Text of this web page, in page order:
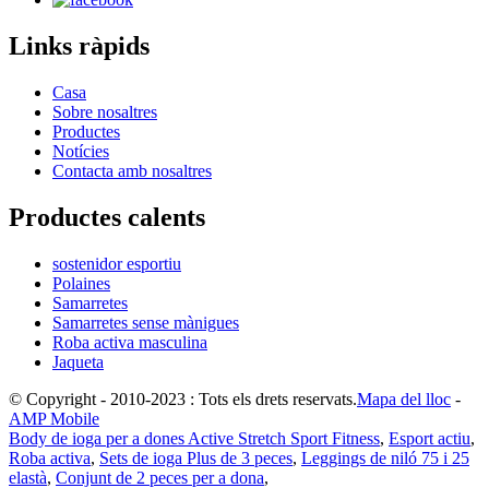
Links ràpids
Casa
Sobre nosaltres
Productes
Notícies
Contacta amb nosaltres
Productes calents
sostenidor esportiu
Polaines
Samarretes
Samarretes sense mànigues
Roba activa masculina
Jaqueta
© Copyright - 2010-2023 : Tots els drets reservats.Mapa del lloc -
AMP Mobile
Body de ioga per a dones Active Stretch Sport Fitness, Esport actiu,
Roba activa, Sets de ioga Plus de 3 peces, Leggings de niló 75 i 25
elastà, Conjunt de 2 peces per a dona,